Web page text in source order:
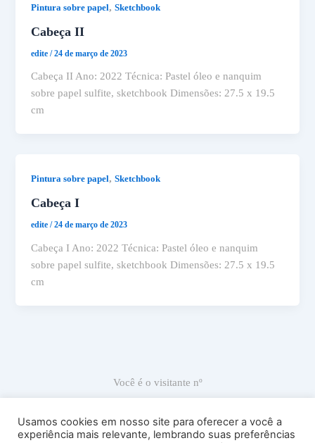
Pintura sobre papel,Sketchbook
Cabeça II
edite/24 de março de 2023
Cabeça II Ano: 2022 Técnica: Pastel óleo e nanquim
sobre papel sulfite, sketchbook Dimensões: 27.5 x 19.5
cm
Pintura sobre papel,Sketchbook
Cabeça I
edite/24 de março de 2023
Cabeça I Ano: 2022 Técnica: Pastel óleo e nanquim
sobre papel sulfite, sketchbook Dimensões: 27.5 x 19.5
cm
Você é o visitante nº
67.061
Usamos cookies em nosso site para oferecer a você a
experiência mais relevante, lembrando suas preferências